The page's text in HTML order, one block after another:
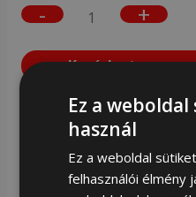
- +
Kosárba teszem
Ragyogj minden lépésnél
kulcstartóval, melyet
ki. Legyen stílusod része
Ez a
használ
Ez a weboldal
felhasználói élmény